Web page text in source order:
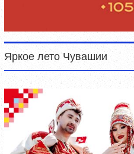
Яркое лето Чувашии